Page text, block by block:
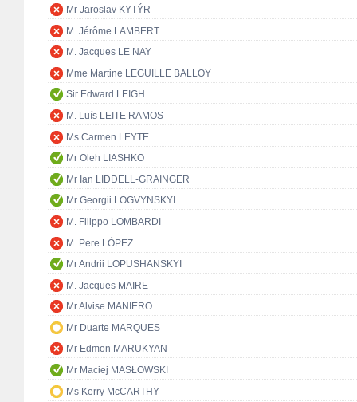
Mr Jaroslav KYTÝR
M. Jérôme LAMBERT
M. Jacques LE NAY
Mme Martine LEGUILLE BALLOY
Sir Edward LEIGH
M. Luís LEITE RAMOS
Ms Carmen LEYTE
Mr Oleh LIASHKO
Mr Ian LIDDELL-GRAINGER
Mr Georgii LOGVYNSKYI
M. Filippo LOMBARDI
M. Pere LÓPEZ
Mr Andrii LOPUSHANSKYI
M. Jacques MAIRE
Mr Alvise MANIERO
Mr Duarte MARQUES
Mr Edmon MARUKYAN
Mr Maciej MASŁOWSKI
Ms Kerry McCARTHY